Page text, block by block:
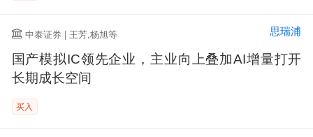
中泰证券 | 王芳,杨旭等 思瑞浦
国产模拟IC领先企业，主业向上叠加AI增量打开
长期成长空间
买入